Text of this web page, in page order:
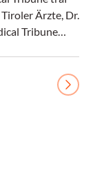
Ärzte, Dr.
Tribune
Next